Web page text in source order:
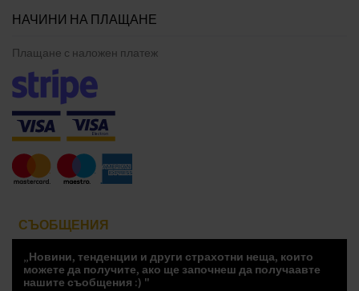
НАЧИНИ НА ПЛАЩАНЕ
Плащане с наложен платеж
СЪОБЩЕНИЯ
„Новини, тенденции и други страхотни неща, които
можете да получите, ако ще започнеш да получаавте
нашите съобщения :) "